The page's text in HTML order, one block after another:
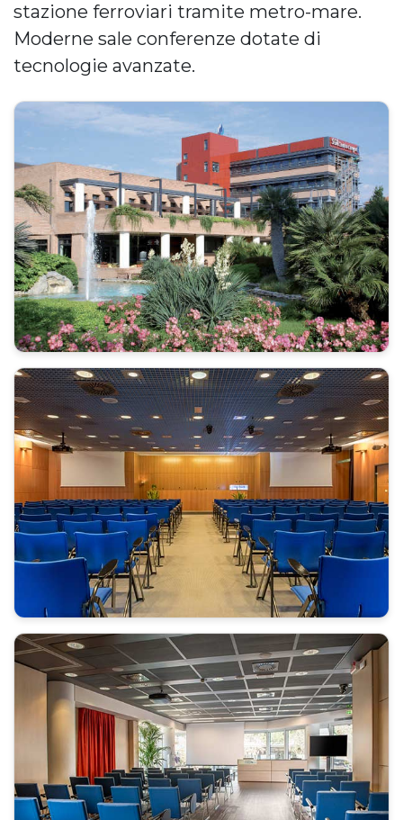
stazione ferroviari tramite metro-mare.
Moderne sale conferenze dotate di
tecnologie avanzate.